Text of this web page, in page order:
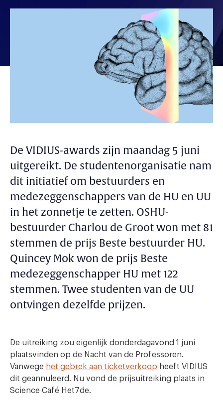
De VIDIUS-awards zijn maandag 5 juni
uitgereikt. De studentenorganisatie nam
dit initiatief om bestuurders en
medezeggenschappers van de HU en UU
in het zonnetje te zetten. OSHU-
bestuurder Charlou de Groot won met 81
stemmen de prijs Beste bestuurder HU.
Quincey Mok won de prijs Beste
medezeggenschapper HU met 122
stemmen. Twee studenten van de UU
ontvingen dezelfde prijzen.
De uitreiking zou eigenlijk donderdagavond 1 juni
plaatsvinden op de Nacht van de Professoren.
Vanwege het gebrek aan ticketverkoop heeft VIDIUS
dit geannuleerd. Nu vond de prijsuitreiking plaats in
Science Café Het7de.